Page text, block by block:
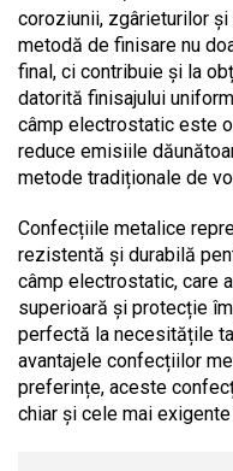
coroziunii, zgârieturilor
metodă de finisare nu
final, ci contribuie și la
datorită finisajului
câmp electrostatic este
reduce emisiile
metode tradiționale de
Confecțiile metalice
rezistentă și durabilă
câmp electrostatic, care
superioară și protecție
perfectă la necesitățile
avantajele confecțiilor
preferințe, aceste
chiar și cele mai